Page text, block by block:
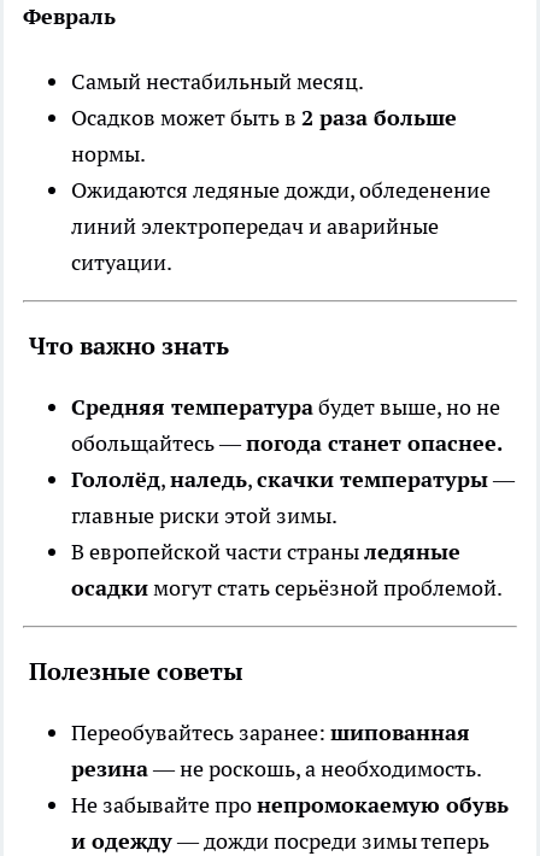
Февраль
Самый нестабильный месяц.
Осадков может быть в 2 раза больше
нормы.
Ожидаются ледяные дожди, обледенение
линий электропередач и аварийные
ситуации.
Что важно знать
Средняя температурабудет выше, но не
обольщайтесь —погода станет опаснее.
Гололёд,наледь,скачки температуры—
главные риски этой зимы.
В европейской части страныледяные
осадкимогут стать серьёзной проблемой.
Полезные советы
Переобувайтесь заранее: шипованная
резина— не роскошь, а необходимость.
Не забывайте пронепромокаемую обувь
и одежду— дожди посреди зимы теперь